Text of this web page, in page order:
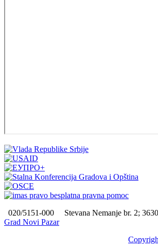
020/5151-000
Stevana Nemanje br. 2;
Grad Novi Pazar